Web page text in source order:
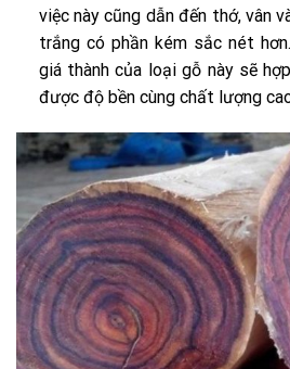
việc này cũng dẫn đến thớ, vân
trắng có phần kém sắc nét
giá thành của loại gỗ này sẽ
được độ bền cùng chất lượng